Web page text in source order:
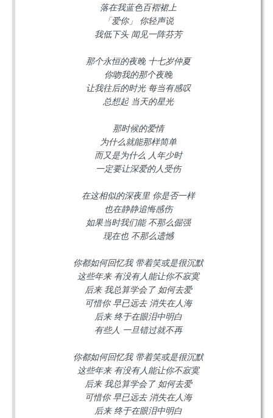
落在我蓝色百褶裙上
「爱你」 你轻声说
我低下头 闻见一阵芬芳
那个永恒的夜晚 十七岁仲夏
你吻我的那个夜晚
让我往后的时光 每当有感叹
总想起 当天的星光
那时候的爱情
为什么就能那样简单
而又是为什么 人年少时
一定要让深爱的人受伤
在这相似的深夜里 你是否一样
也在静静追悔感伤
如果当时我们能 不那么倔强
现在也 不那么遗憾
你都如何回忆我 带着笑或是很沉默
这些年来 有没有人能让你不寂寞
后来 我总算学会了 如何去爱
可惜你 早已远去 消失在人海
后来 终于在眼泪中明白
有些人 一旦错过就不再
你都如何回忆我 带着笑或是很沉默
这些年来 有没有人能让你不寂寞
后来 我总算学会了 如何去爱
可惜你 早已远去 消失在人海
后来 终于在眼泪中明白